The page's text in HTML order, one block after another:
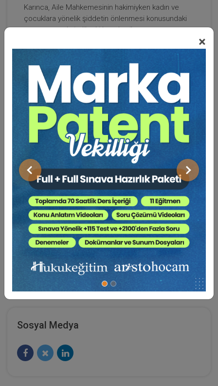
×
Önceki Sonraki
Karınca, Aile Mahkemesinin hakimiyken kadın ve
çocuklara yönelik şiddetin önlenmesi konusundaki
yazı ve emsal nitelikteki kararları ile tanınmıştır.
Korunma Yasasına İlişkin Yönetmelik çalışmalarında
görüşlerine başvurulan Karınca, uygulamadaki
Aİlenin Korunması ve Kadına Karşı Şiddetin
Önlenmesine Dair Kanunun çıkarılmasında da etkili
olmuştur.
Karınca, ülkede bilinen sanatçı ve iş insanları gibi
yüksek profilli kişilerin davasını üstlenmektedir.
Ayrıca, çokça izlenen televizyon kanallarında sayısız
röportajların ve gazete manşetlerine taşınan
kararların sahibidir.
Ankara Üniversitesi Hukuk Fakültesi (1981) ve
TODAİE Kamu Yönetimi Yüksek Lisans
Programı(1992) mezunudur.
Öykü ve hukuk kitapları olup birçok hukuki çalışması
ve makalesi vardır.
1997’de Aydın’da “Aydınca” Edebiyat Dergisini
Sosyal Medya